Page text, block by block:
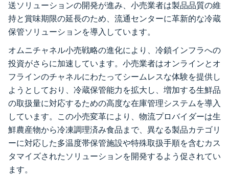
送ソリューションの開発が進み、小売業者は製品品質の維
持と賞味期限の延長のため、流通センターに革新的な冷蔵
保管ソリューションを導入しています。
オムニチャネル小売戦略の進化により、冷鎖インフラへの
投資がさらに加速しています。小売業者はオンラインとオ
フラインのチャネルにわたってシームレスな体験を提供し
ようとしており、冷蔵保管能力を拡大し、増加する生鮮品
の取扱量に対応するための高度な在庫管理システムを導入
しています。この小売変革により、物流プロバイダーは生
鮮農産物から冷凍調理済み食品まで、異なる製品カテゴリ
ーに対応した多温度帯保管施設や特殊取扱手順を含むカス
タマイズされたソリューションを開発するよう促されてい
ます。